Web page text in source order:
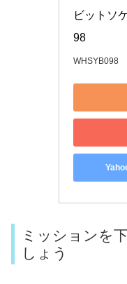
ビットソ
98
WHSYB098
ミッションを
しょう